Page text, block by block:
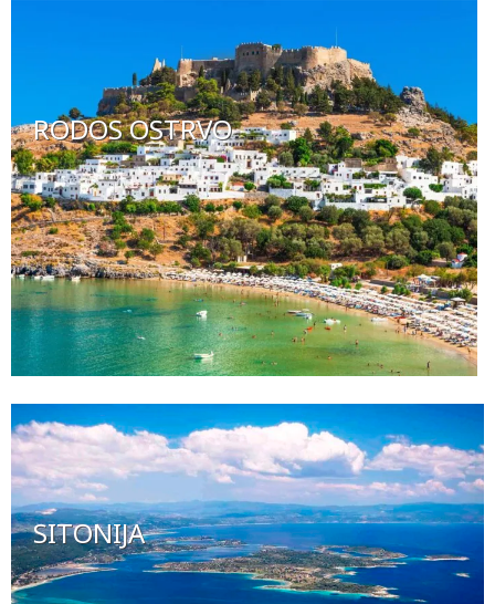
RODOS OSTRVO
SITONIJA